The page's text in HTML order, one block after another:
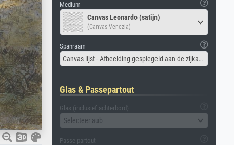
Medium
Canvas Leonardo (satijn)
(Canvas Venezia)
Spanraam
Canvas lijst - Afbeelding gespiegeld aan de zijkant
Glas & Passepartout
Glas (inclusief achterbord)
Selecteer aub
Passe-partout